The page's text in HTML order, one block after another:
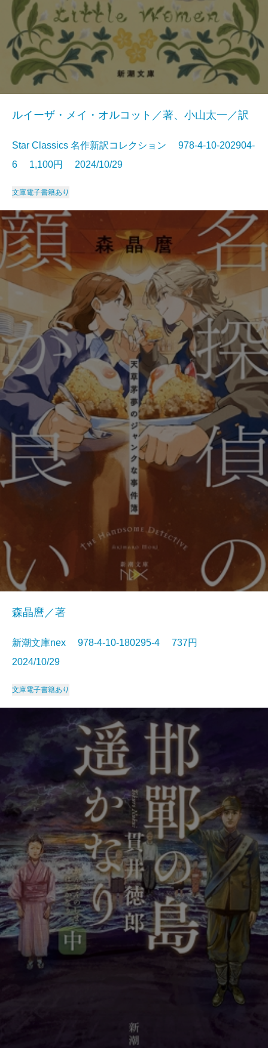
ルイーザ・メイ・オルコット／著、小山太一／訳
Star Classics 名作新訳コレクション 978-4-10-202904-
6 1,100円 2024/10/29
文庫電子書籍あり
森晶麿／著
新潮文庫nex 978-4-10-180295-4 737円
2024/10/29
文庫電子書籍あり